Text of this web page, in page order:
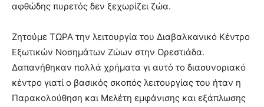
αφθώδης πυρετός δεν ξεχωρίζει ζώα.
Ζητούμε ΤΩΡΑ την λειτουργία του Διαβαλκανικό Κέντρο
Εξωτικών Νοσημάτων Ζώων στην Ορεστιάδα.
Δαπανήθηκαν πολλά χρήματα γι αυτό το διασυνοριακό
κέντρο γιατί ο βασικός σκοπός λειτουργίας του ήταν η
Παρακολούθηση και Μελέτη εμφάνισης και εξάπλωσης